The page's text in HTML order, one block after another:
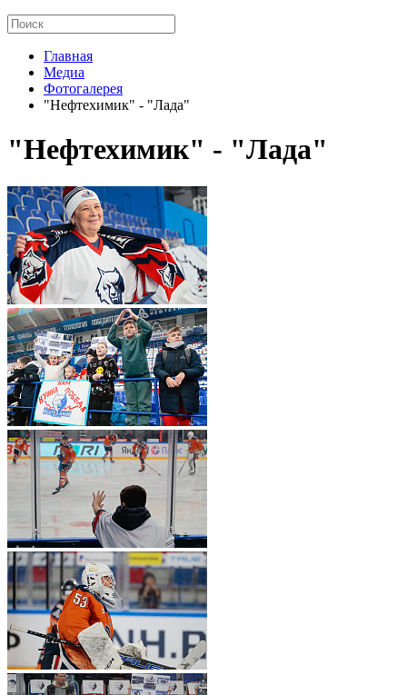
Главная
Медиа
Фотогалерея
"Нефтехимик" - "Лада"
"Нефтехимик" - "Лада"